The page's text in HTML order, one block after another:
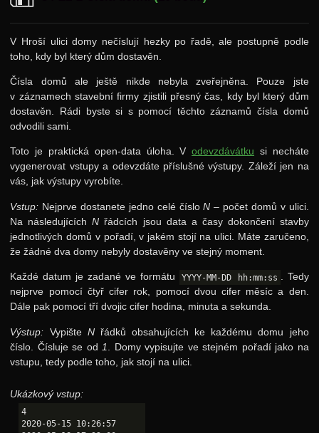
V Hroší ulici domy nečíslují hezky po řadě, ale postupně podle
toho, kdy byl který dům dostavěn.
Čísla domů ale ještě nikde nebyla zveřejněna. Pouze jste
v záznamech stavební firmy zjistili přesný čas, kdy byl který dům
dostavěn. Rádi byste si s pomocí těchto záznamů čísla domů
odvodili sami.
Toto je praktická open-data úloha. Vodevzdávátku si necháte
vygenerovat vstupy a odevzdáte příslušné výstupy. Záleží jen na
vás, jak výstupy vyrobíte.
Vstup: Nejprve dostanete jedno celé čísloN – počet domů v ulici.
Na následujícíchN řádcích jsou data a časy dokončení stavby
jednotlivých domů v pořadí, v jakém stojí na ulici. Máte zaručeno,
že žádné dva domy nebyly dostavěny ve stejný moment.
Každé datum je zadané ve formátu YYYY-MM-DD hh:mm:ss . Tedy
nejprve pomocí čtyř cifer rok, pomocí dvou cifer měsíc a den.
Dále pak pomocí tří dvojic cifer hodina, minuta a sekunda.
Výstup: Vypište Nřádků obsahujících ke každému domu jeho
číslo. Čísluje se od 1
. Domy vypisujte ve stejném pořadí jako na
vstupu, tedy podle toho, jak stojí na ulici.
Ukázkový vstup:
4
2020-05-15 10:26:57